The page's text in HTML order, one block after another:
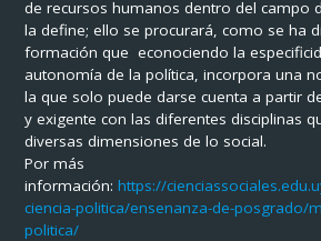
de recursos humanos dentro del campo
la define; ello se procurará, como se ha
formación que econociendo la
autonomía de la política, incorpora una
la que solo puede darse cuenta a partir
y exigente con las diferentes disciplinas
diversas dimensiones de lo social.
Por más
información:https://
ciencia-politica/ensenanza-de-posgrado/
politica/